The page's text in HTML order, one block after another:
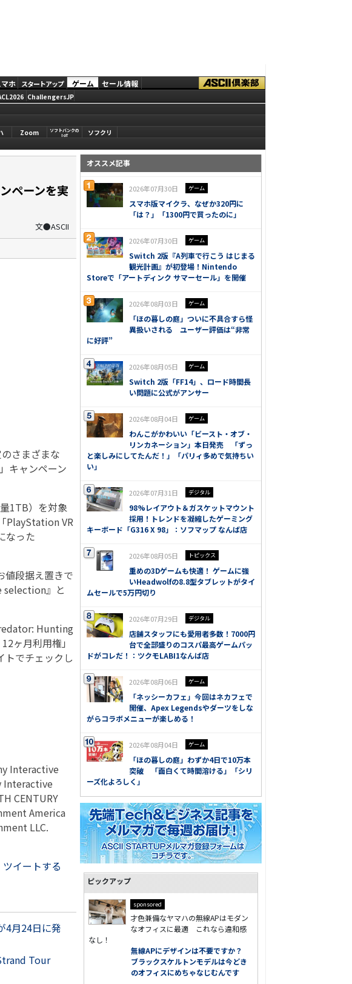
マホ スタートアップ ゲーム セール情報
ChallengersJP
Zoom
ソフトバンクの
IoT
ソフクリ
ペーンを実
文●ASCII
さまざまな
キャンペーン
1TB）を対象
PlayStation VR
なった
値段据え置きで
selection』と
Hunting
ヶ月利用権」
トでチェックし
Interactive
Interactive
CENTURY
America
LLC.
ツイートする
4月24日に発
Tour
オススメ記事
2026年07月30日 ゲーム
スマホ版マイクラ、なぜか320円に
「は？」「1300円で買ったのに」
2026年07月30日 ゲーム
Switch 2版『A列車で行こう はじまる
観光計画』が初登場！Nintendo
Storeで「アートディンク サマーセール」を開催
2026年08月03日 ゲーム
「ほの暮しの庭」ついに不具合すら怪
異扱いされる ユーザー評価は“非常
に好評”
2026年08月05日 ゲーム
Switch 2版「FF14」、ロード時間長
い問題に公式がアンサー
2026年08月04日 ゲーム
わんこがかわいい「ビースト・オブ・
リンカネーション」本日発売 「ずっ
と楽しみにしてたんだ！」「パリィ多めで気持ちい
い」
2026年07月31日 デジタル
98%レイアウト＆ガスケットマウント
採用！トレンドを凝縮したゲーミング
キーボード「G316 X 98」：ソフマップ なんば店
2026年08月05日 トピックス
重めの3Dゲームも快適！ ゲームに強
いHeadwolfの8.8型タブレットがタイ
ムセールで5万円切り
2026年07月29日 デジタル
店舗スタッフにも愛用者多数！7000円
台で全部盛りのコスパ最高ゲームパッ
ドがコレだ！：ツクモLABI1なんば店
2026年08月06日 ゲーム
「ネッシーカフェ」今回はネカフェで
開催、Apex Legendsやダーツをしな
がらコラボメニューが楽しめる！
2026年08月04日 ゲーム
「ほの暮しの庭」わずか4日で10万本
突破 「面白くて時間溶ける」「シリ
ーズ化よろしく」
ピックアップ
sponsored
才色兼備なヤマハの無線APはモダン
なオフィスに最適 これなら違和感
なし！
無線APにデザインは不要ですか？
ブラックスケルトンモデルは今どき
のオフィスにめちゃなじむんです